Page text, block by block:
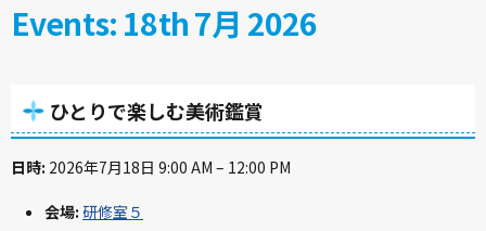
Events: 18th 7月 2026
ひとりで楽しむ美術鑑賞
日時: 2026年7月18日 9:00 AM – 12:00 PM
会場: 研修室５